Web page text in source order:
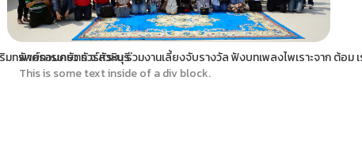
ทรัพย์การเกษตร จ.สระบุรี
พาครอบครัว ทัวร์หัวหิน ร่วมงานเลี้ยงจับรางวัล ฟังบทเพลงไพเราะจาก ต้อม
This is some text inside of a div block.